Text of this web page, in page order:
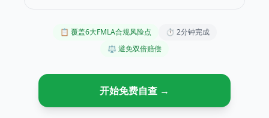
📋 覆盖6大FMLA合规风险点 ⏱ 2分钟完成
⚖️ 避免双倍赔偿
开始免费自查 →